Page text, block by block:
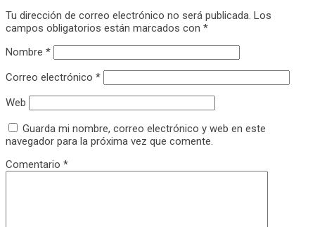
Tu dirección de correo electrónico no será publicada. Los
campos obligatorios están marcados con *
Nombre *
Correo electrónico *
Web
Guarda mi nombre, correo electrónico y web en este
navegador para la próxima vez que comente.
Comentario *